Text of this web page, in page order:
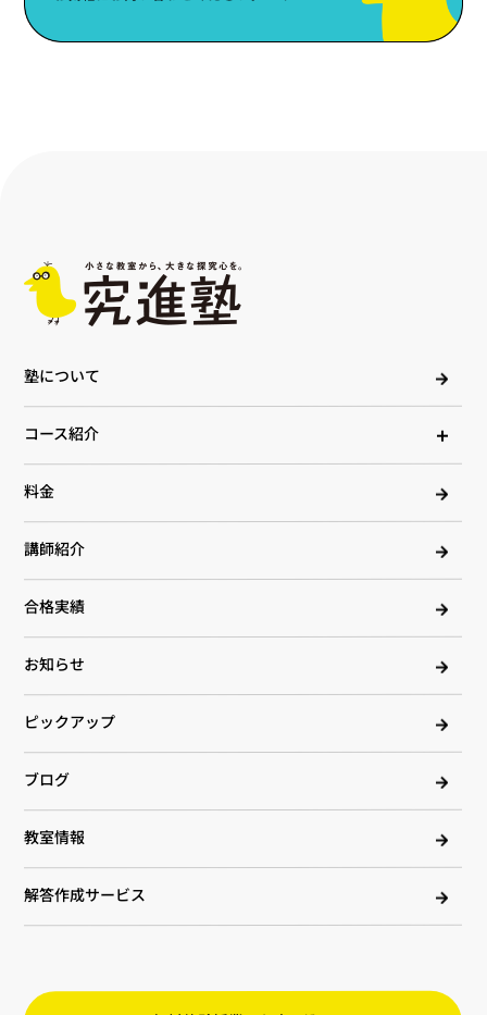
塾について
コース紹介
料金
講師紹介
合格実績
お知らせ
ピックアップ
ブログ
教室情報
解答作成サービス